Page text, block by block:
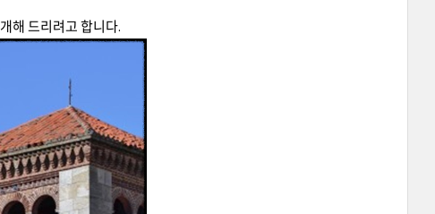
해 드리려고 합니다.